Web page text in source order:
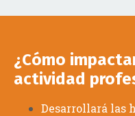
¿Cómo
actividad
Desarrollará las